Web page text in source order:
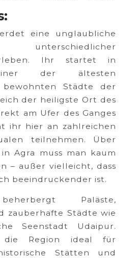
eine unglaubliche
unterschiedlicher
Ihr startet in
der ältesten
bewohnten Städte der
der heiligste Ort des
am Ufer des Ganges
ihr hier an zahlreichen
teilnehmen. Über
Agra muss man kaum
– außer vielleicht, dass
beeindruckender ist.
Paläste,
zauberhafte Städte wie
Seenstadt Udaipur.
die Region ideal für
Stätten und